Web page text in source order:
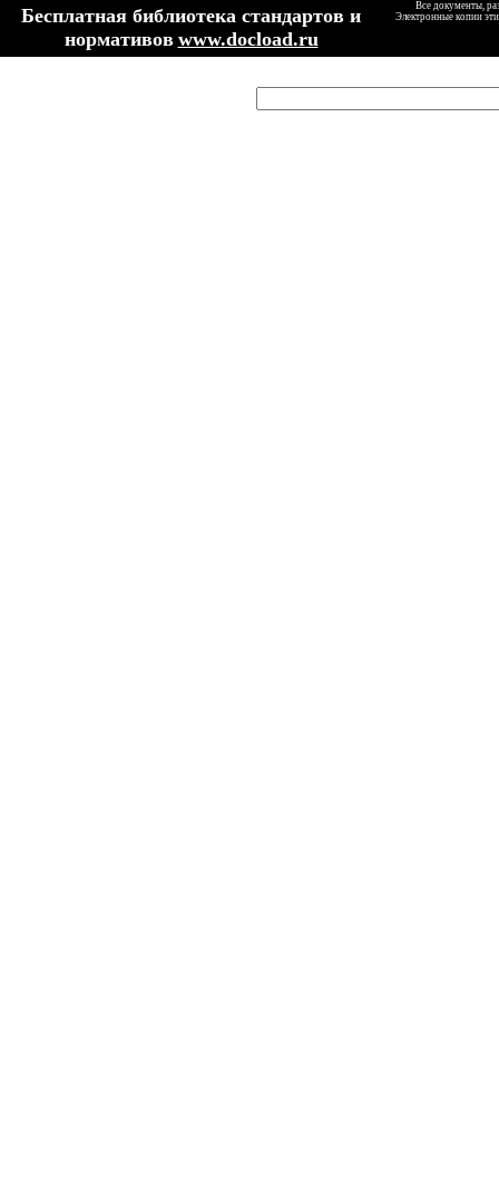
Бесплатная библиотека стандартов и
нормативов www.docload.ru
Все документы,
Электронные копии